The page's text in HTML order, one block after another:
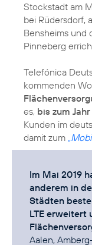
Stockstadt am
bei Rüdersdorf,
Bensheims und
Pinneberg
Telefónica
kommenden
es, bis zum
Kunden im
damit zum
Im Mai 2019
anderem in
Städten
LTE erweitert
Aalen,